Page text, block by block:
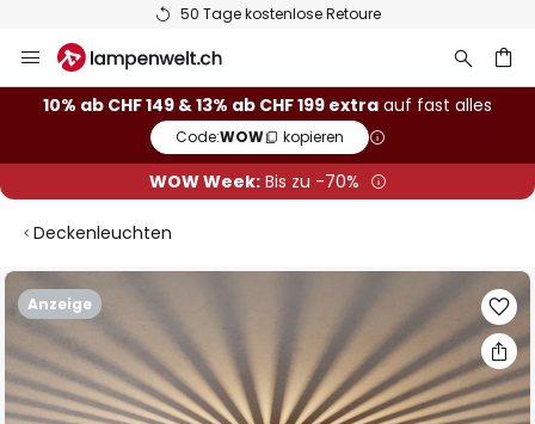
50 Tage kostenlose Retoure
Inhalt
springen
10% ab CHF 149 & 13% ab CHF 199 extra auf fast alles
Code:WOW kopieren
WOW Week:Bis zu -70%
Deckenleuchten
Anzeige
Zum
Ende
der
Bildgalerie
springen